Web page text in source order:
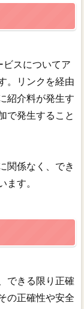
ビスについてア
。リンクを経由
紹介料が発生す
で発生すること
関係なく、でき
ます。
できる限り正確
の正確性や安全